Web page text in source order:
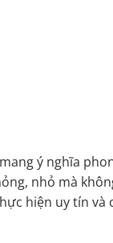
ý nghĩa
nhỏ mà
hiện uy tín và